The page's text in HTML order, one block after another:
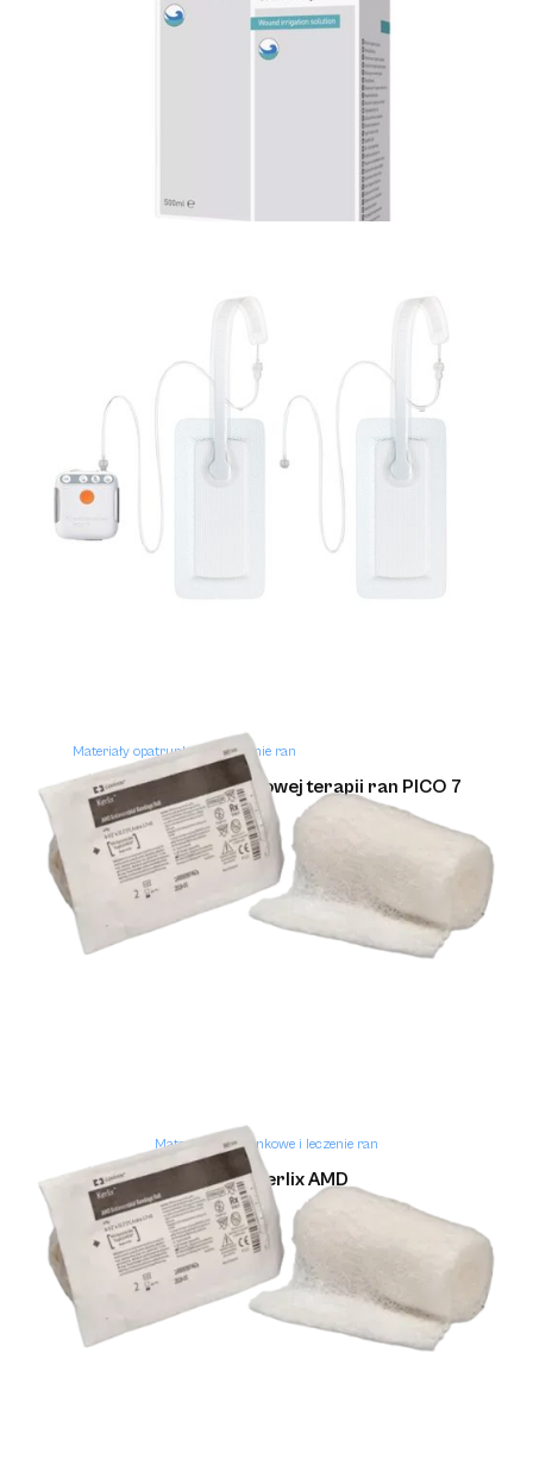
obwodowych i centralnych - Tegaderm I.V.
Materiały opatrunkowe i leczenie ran
Granudacyn preparat do oczyszczania ran
Materiały opatrunkowe i leczenie ran
Zestaw do podciśnieniowej terapii ran PICO 7
Materiały opatrunkowe i leczenie ran
Opatrunek Kerlix AMD